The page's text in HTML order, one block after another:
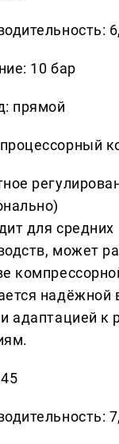
10 бар
прямой
для средних
может
надёжной
адаптацией к